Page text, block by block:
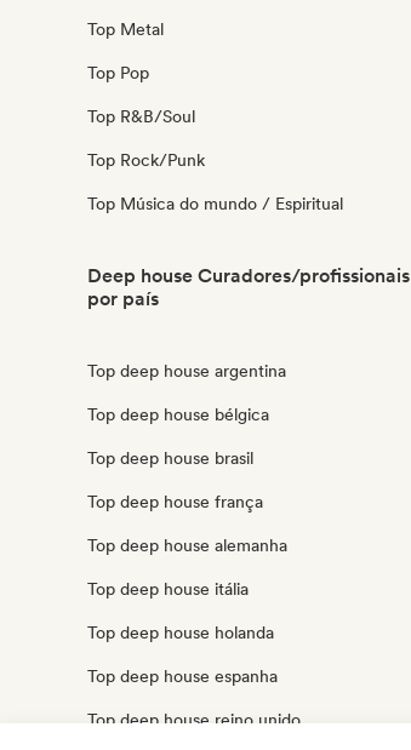
Top Metal
Top Pop
Top R&B/Soul
Top Rock/Punk
Top Música do mundo / Espiritual
Deep house Curadores/profissionais
por país
Top deep house argentina
Top deep house bélgica
Top deep house brasil
Top deep house frança
Top deep house alemanha
Top deep house itália
Top deep house holanda
Top deep house espanha
Top deep house reino unido